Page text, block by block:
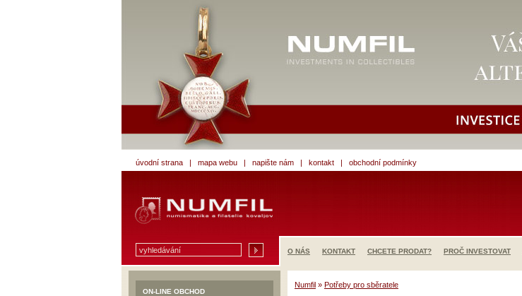
úvodní strana | mapa webu | napište nám | kontakt | obchodní podmínky
O NÁS KONTAKT CHCETE PRODAT? PROČ INVESTOVAT
ON-LINE OBCHOD
Numfil » Potřeby pro sběratele